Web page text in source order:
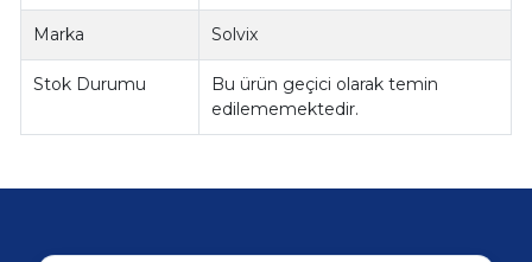
Marka Solvix
Stok Durumu
Bu ürün geçici olarak temin
edilememektedir.